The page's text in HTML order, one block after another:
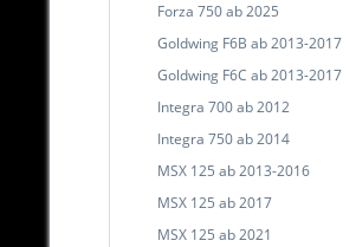
Forza 750 ab 2025
Goldwing F6B ab 2013-2017
Goldwing F6C ab 2013-2017
Integra 700 ab 2012
Integra 750 ab 2014
MSX 125 ab 2013-2016
MSX 125 ab 2017
MSX 125 ab 2021